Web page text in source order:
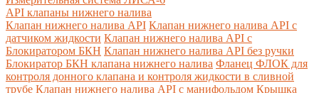
API клапаны нижнего налива
Клапан нижнего налива API Клапан нижнего налива API с
датчиком жидкости Клапан нижнего налива API с
Блокиратором БКН Клапан нижнего налива API без ручки
Блокиратор БКН клапана нижнего налива Фланец ФЛОК для
контроля донного клапана и контроля жидкости в сливной
трубе Клапан нижнего налива API с манифольдом Крышка